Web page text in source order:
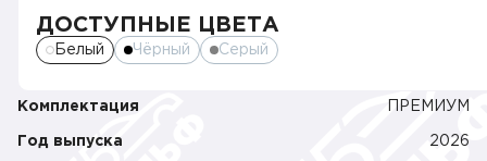
ДОСТУПНЫЕ ЦВЕТА
Белый Чёрный Серый
Комплектация ПРЕМИУМ
Год выпуска 2026